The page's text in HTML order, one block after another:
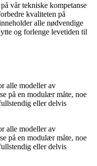
vår tekniske kompetanse
kvaliteten på
alle nødvendige
og forlenge levetiden til
alle modeller av
på en modulær måte, noe
eller delvis
alle modeller av
på en modulær måte, noe
eller delvis